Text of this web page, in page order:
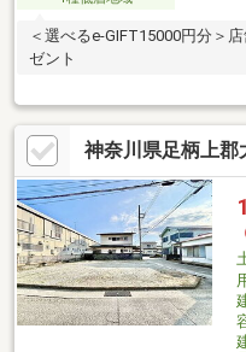
＜選べるe-GIFT15000円分＞
ゼント
神奈川県足柄上郡